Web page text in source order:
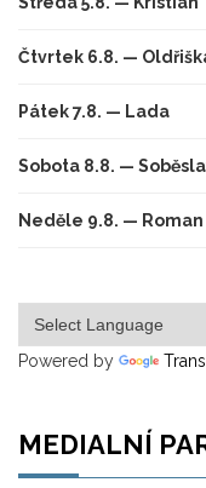
Čtvrtek 6.8. —
Pátek 7.8. — Lada
Sobota 8.8. —
Neděle 9.8. — Roman
Powered by
MEDIALNÍ